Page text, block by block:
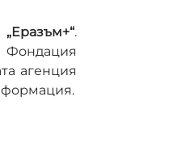
.
Фондация
агенция